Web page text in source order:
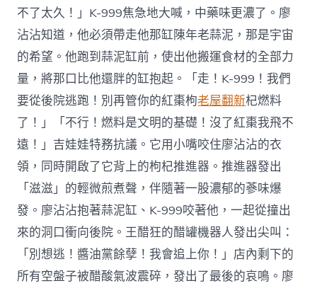
不了太久！」K-999焦急地大喊，中藥味更濃了。廖
沾沾知道，他必須帶走他那缸陳年老蒜泥，那是宇宙
的希望。他跑到蒜泥缸前，使出他搬運食材的全部力
量，將那口比他還胖的缸抱起。「走！K-999！我們
要從後院逃跑！別再管你的紅棗枸老屋翻新杞燃料
了！」「不行！燃料是文明的基礎！沒了紅棗我飛不
遠！」吉娃娃特務抗議。它用小嘴咬住廖沾沾的衣
領，同時開啟了它背上的枸杞推進器。推進器發出
「滋滋」的輕微煎煮聲，伴隨著一股濃郁的蔘味爆
發。廖沾沾抱著蒜泥缸、K-999咬著他，一起從撞出
來的洞口衝向後院。王醋狂的醋罐機器人發出尖叫：
「別想逃！醬油黨餘孽！我會追上你！」店內剩下的
所有空盤子被醋酸氣波震碎，發出了最後的哀鳴。廖